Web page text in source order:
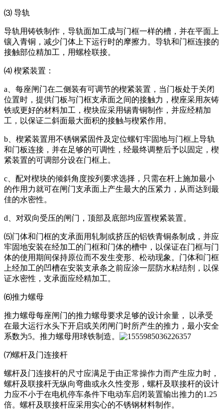
⑶ 导轨
导轨用铸铁制作，导轨面加工成与门框一样的槽，并在平面上
镶入青铜，减少门体上下运行时的摩擦力。导轨和门框连接的
接触部位精加工，用螺栓联接。
⑷ 楔紧装置：
a、每座闸门在二侧装有可调节的楔紧装置，当门板处于关闭
位置时，提供门板与门框支承面之间的接触力，楔座采用灰铸
铁或更好的材料加工，楔块应采用锡青铜制作，并应经精加
工，以保证二斜面最大面积的接触与楔紧作用。
b、楔紧装置用不锈钢紧固件及定位螺钉牢固地与门框上导轨
和门板连接，并在足够的可调性，经最终调整后予以固定，楔
紧装置的可调部分设在门框上。
c、配对楔块的倾斜角度按列要求选择，只需在杆上施加最小
的作用力就可在闸门支承面上产生最大的压紧力，从而达到最
佳的水密性。
d、对双向受压的闸门，顶部及底部均应置楔紧装置。
⑸门体和门框的支承面用轧制或挤压的铝铁青铜条制成，并应
牢固地安装在经加工的门框和门体的槽中，以保证在门框与门
体的使用期间保持原位而不发生变形、松动现象。门体和门框
上经加工的凹槽在安装支承条之前应涂一层防水粘结剂，以保
证水密性，支承面应经精加工。
⑹推力螺母
推力螺母每座闸门的推力螺母要求足够的设计余量， 以承受
在最大运行水头下开启或关闭闸门时所产生的推力，最小安全
系数为5。推力螺母用球铁制造。
⑺螺杆及门连接杆
螺杆及门连接杆的尺寸应满足于由正常操作力而产生应力时，
螺杆及联接杆无纵向弯曲或永久性变形，螺杆及联接杆的设计
力应不小于在电机停车条件下电动车启闭装置输出推力的1.25
倍。螺杆及联接杆应采用实心的不锈钢材料制作。